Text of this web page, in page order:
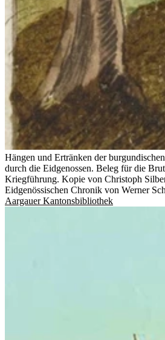
Hängen und Ertränken der
durch die Eidgenossen. Beleg für die
Kriegführung. Kopie von Christoph
Eidgenössischen Chronik von Werner
Aargauer Kantonsbibliothek